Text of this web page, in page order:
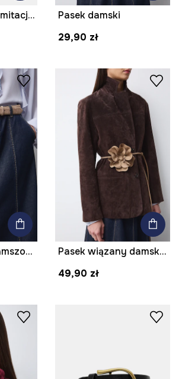
Pasek damski z imitacji skóry kolor czarny
Pasek damski
29,90 zł
Pasek damski zamszowy
Pasek wiązany damski z imitacji zamszu
49,90 zł